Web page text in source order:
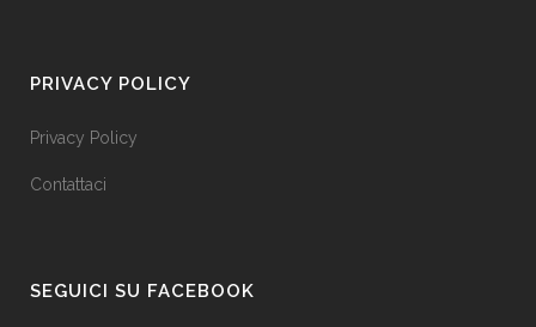
PRIVACY POLICY
Privacy Policy
Contattaci
SEGUICI SU FACEBOOK